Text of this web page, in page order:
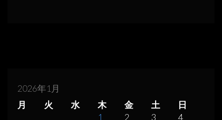
2026年1月
月
火 水 木 金 土
日
1
2 3 4